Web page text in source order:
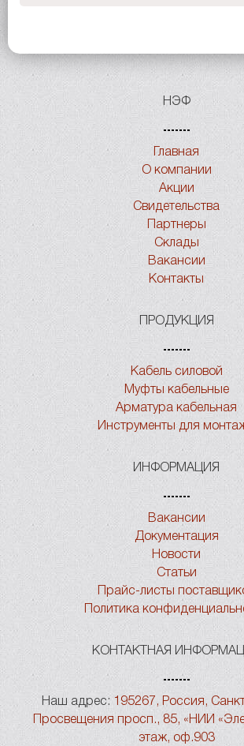
НЭФ
Главная
О компании
Акции
Свидетельства
Партнеры
Склады
Вакансии
Контакты
ПРОДУКЦИЯ
Кабель силовой
Муфты кабельные
Арматура кабельная
Инструменты для
ИНФОРМАЦИЯ
Вакансии
Документация
Новости
Статьи
Прайс-листы
Политика
КОНТАКТНАЯ
Наш адрес: 195267, Россия,
Просвещения просп., 85, «НИИ
этаж, оф.903